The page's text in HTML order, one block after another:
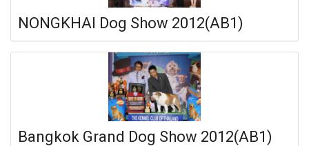
NONGKHAI Dog Show 2012(AB1)
Bangkok Grand Dog Show 2012(AB1)